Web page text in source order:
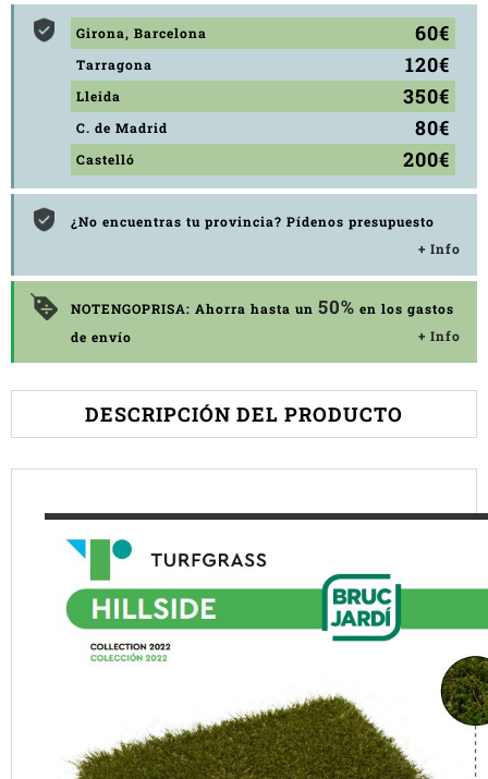
Girona, Barcelona 60€
Tarragona 120€
Lleida 350€
C. de Madrid 80€
Castelló 200€
¿No encuentras tu provincia? Pídenos presupuesto
+ Info
NOTENGOPRISA: Ahorra hasta un 50% en los gastos
de envío
+ Info
DESCRIPCIÓN DEL PRODUCTO